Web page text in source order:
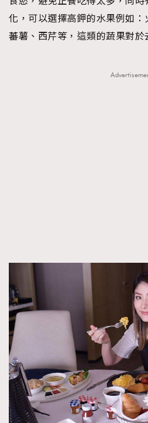
化，可以選擇高鉀的水果例如：
蕃薯、西芹等，這類的蔬果對於